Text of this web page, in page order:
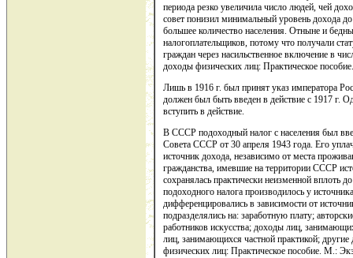
периода резко увеличила число людей, чей
совет понизил минимальный уровень дохода
большее количество населения. Отныне и
налогоплательщиков, потому что получали
граждан через насильственное включение в
доходы физических лиц: Практическое
Лишь в 1916 г. был принят указ императора
должен был быть введен в действие с 1917 г.
вступить в действие.
В СССР подоходный налог с населения был
Совета СССР от 30 апреля 1943 года. Его
источник дохода, независимо от места
гражданства, имевшие на территории СССР
сохранялась практически неизменной вплоть
подоходного налога производилось у
дифференцировались в зависимости от
подразделялись на: заработную плату;
работников искусства; доходы лиц,
лиц, занимающихся частной практикой;
физических лиц: Практическое пособие. М.: